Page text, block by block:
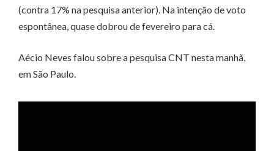
(contra 17% na pesquisa anterior). Na intenção de voto
espontânea, quase dobrou de fevereiro para cá.
Aécio Neves falou sobre a pesquisa CNT nesta manhã,
em São Paulo.